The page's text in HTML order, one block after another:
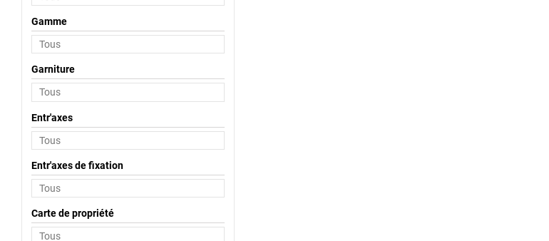
Gamme
Garniture
Entr'axes
Entr'axes de fixation
Carte de propriété